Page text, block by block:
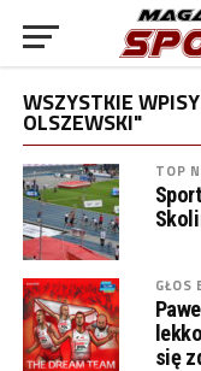
WSZYSTKIE
OLSZEWSKI"
TOP
GŁOS
się